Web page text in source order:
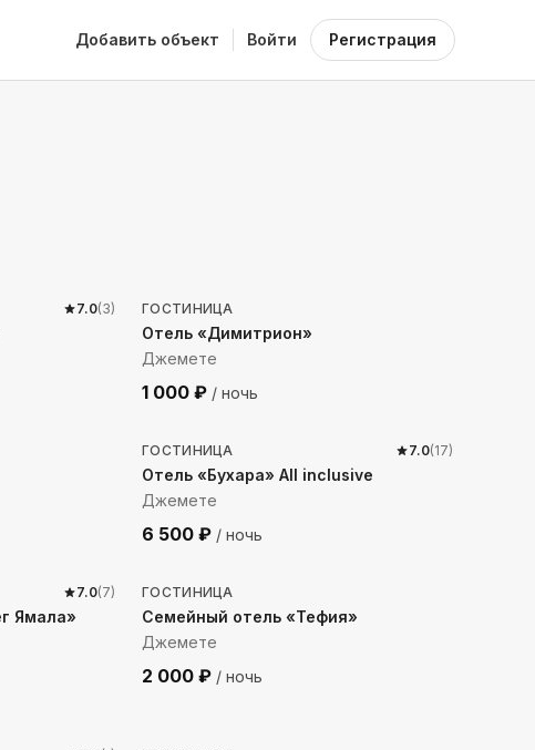
Добавить объект Войти Регистрация
7.0(3) ГОСТИНИЦА
Отель «Димитрион»
Джемете
1 000 ₽ / ночь
425м до моря
ГОСТИНИЦА 7.0(17)
Отель «Бухара» All inclusive
Джемете
6 500 ₽ / ночь
7.0(7)
Ямала»
933м до моря
ГОСТИНИЦА
Семейный отель «Тефия»
Джемете
2 000 ₽ / ночь